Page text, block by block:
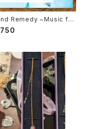
Remedy ~Music for
/ Water Dreams（C